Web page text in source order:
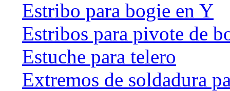
Estribo para bogie en Y
Estribos para pivote de
Estuche para telero
Extremos de soldadura